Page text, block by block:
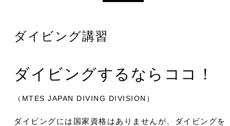
ダイビング講習
ダイビングするならココ！
（MTES JAPAN DIVING DIVISION）
ダイビングには国家資格はありませんが、ダイビングを